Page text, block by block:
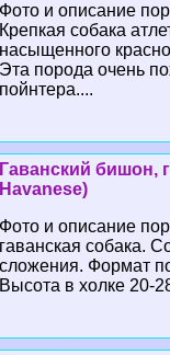
Фото и описание
Крепкая собака
насыщенного
Эта порода очень
пойнтера....
Гаванский бишон,
Havanese)
Фото и описание
гаванская собака.
сложения. Формат
Высота в холке 20-